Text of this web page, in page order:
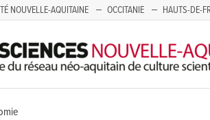
NOUVELLE-AQUITAINE OCCITANIE HAUTS-DE-